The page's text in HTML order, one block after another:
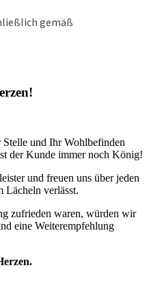
gemäß
Stelle und Ihr Wohlbefinden
der Kunde immer noch König!
und freuen uns über jeden
Lächeln verlässt.
zufrieden waren, würden wir
eine Weiterempfehlung